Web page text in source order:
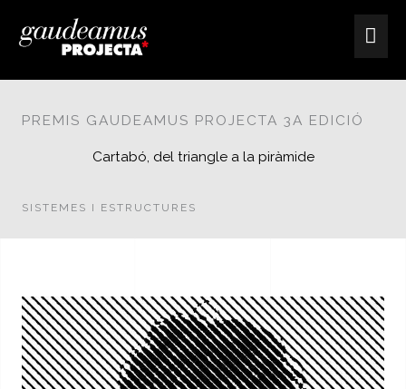
contingut
PREMIS GAUDEAMUS PROJECTA 3A EDICIÓ
Cartabó, del triangle a la piràmide
SISTEMES I ESTRUCTURES